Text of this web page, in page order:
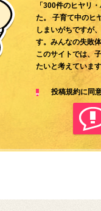
「300件のヒヤリ
た。 子育て中のヒ
しまいがちですが
す。みんなの失敗
このサイトでは、
たいと考えています
投稿規約に同